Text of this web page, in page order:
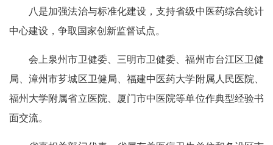
八是加强法治与标准化建设，支持省级中医药综合统计
中心建设，争取国家创新监督试点。
会上泉州市卫健委、三明市卫健委、福州市台江区卫健
局、漳州市芗城区卫健局、福建中医药大学附属人民医院、
福州大学附属省立医院、厦门市中医院等单位作典型经验书
面交流。